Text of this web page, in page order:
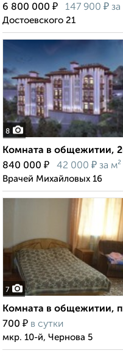
6 800 000 ₽ 147 900 ₽ за
Достоевского 21
8
Комната в общежитии,
840 000 ₽ 42 000 ₽ за м²
Врачей Михайловых 16
7
Комната в общежитии,
700 ₽ в сутки
мкр. 10-й, Чернова 5